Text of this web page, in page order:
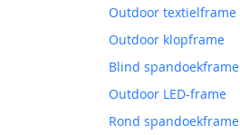
Outdoor textielframe
Outdoor klopframe
Blind spandoekframe
Outdoor LED-frame
Rond spandoekframe